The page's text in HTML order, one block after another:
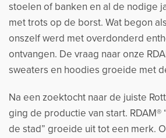
stoelen of banken en al de nodige
met trots op de borst. Wat begon
onszelf werd met overdonderd
ontvangen. De vraag naar onze
sweaters en hoodies groeide met
Na een zoektocht naar de juiste
ging de productie van start. RDAM®
de stad” groeide uit tot een merk.